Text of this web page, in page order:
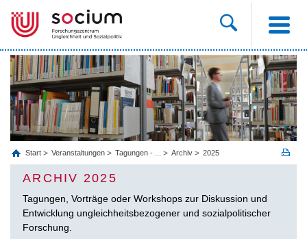
Start Veranstaltungen Tagungen - ... Archiv 2025
ARCHIV 2025
Tagungen, Vorträge oder Workshops zur Diskussion und
Entwicklung ungleichheitsbezogener und sozialpolitischer
Forschung.